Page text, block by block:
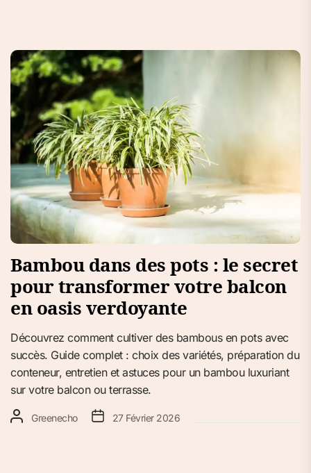
Bambou dans des pots : le secret
pour transformer votre balcon
en oasis verdoyante
Découvrez comment cultiver des bambous en pots avec
succès. Guide complet : choix des variétés, préparation du
conteneur, entretien et astuces pour un bambou luxuriant
sur votre balcon ou terrasse.
Greenecho 27 Février 2026